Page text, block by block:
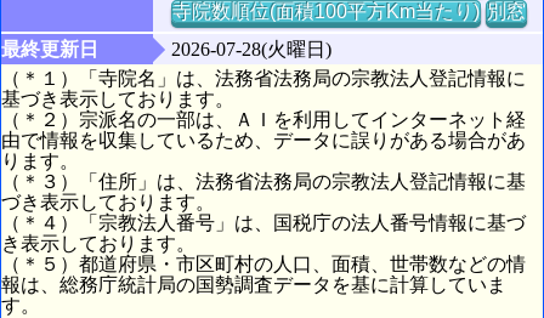
寺院数順位(面積100平方Km当たり) 別窓
最終更新日
2026-07-28(火曜日)
（＊１）「寺院名」は、法務省法務局の宗教法人登記情報に
基づき表示しております。
（＊２）宗派名の一部は、ＡＩを利用してインターネット経
由で情報を収集しているため、データに誤りがある場合があ
ります。
（＊３）「住所」は、法務省法務局の宗教法人登記情報に基
づき表示しております。
（＊４）「宗教法人番号」は、国税庁の法人番号情報に基づ
き表示しております。
（＊５）都道府県・市区町村の人口、面積、世帯数などの情
報は、総務庁統計局の国勢調査データを基に計算していま
す。